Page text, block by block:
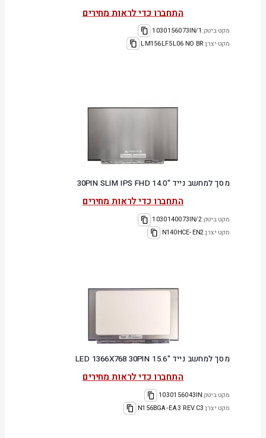
התחברו כדי לראות מחירים
מקט ביטק:1030156073IN/1
מקט יצרן:LM156LF5L06 NO BR
מסך למחשב נייד "14.0 30PIN SLIM IPS FHD
התחברו כדי לראות מחירים
מקט ביטק:1030140073IN/2
מקט יצרן:N140HCE-EN2
מסך למחשב נייד "15.6 LED 1366X768 30PIN
התחברו כדי לראות מחירים
מקט ביטק:1030156043IN
מקט יצרן:N156BGA-EA3 REV.C3